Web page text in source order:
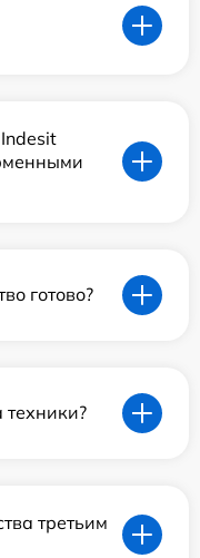
готово?
техники?
третьим